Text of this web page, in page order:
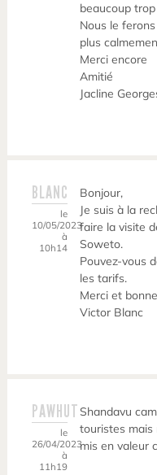
beaucoup
Nous le
plus
Merci encore
Amitié
Jacline
BLANC
le
10/05/2023
à
10h14
Bonjour,
Je suis à la
faire la visite
Soweto.
Pouvez-vous
les tarifs.
Merci et
Victor Blanc
PAWHUT
le
26/04/2023
à
11h19
Shandavu
touristes mais
mis en valeur